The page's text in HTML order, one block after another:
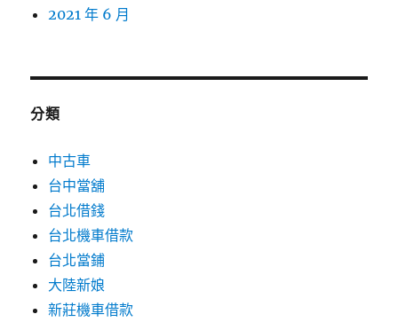
2021 年 6 月
分類
中古車
台中當舖
台北借錢
台北機車借款
台北當鋪
大陸新娘
新莊機車借款